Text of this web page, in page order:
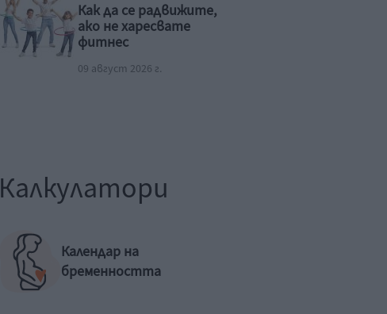
Как да се радвижите,
ако не харесвате
фитнес
09 август 2026 г.
Калкулатори
Календар на
бременността